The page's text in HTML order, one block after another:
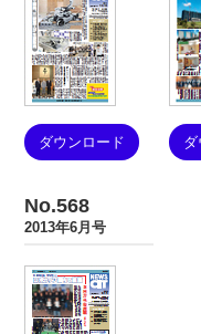
ダウンロード ダ
No.568
2013年6月号